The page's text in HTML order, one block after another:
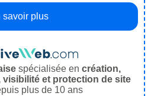
savoir plus
spécialisée en création,
visibilité et protection de site
plus de 10 ans